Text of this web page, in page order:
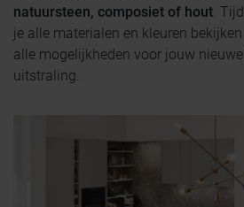
natuursteen, composiet of hout.
je alle materialen en kleuren
alle mogelijkheden voor jouw
uitstraling.